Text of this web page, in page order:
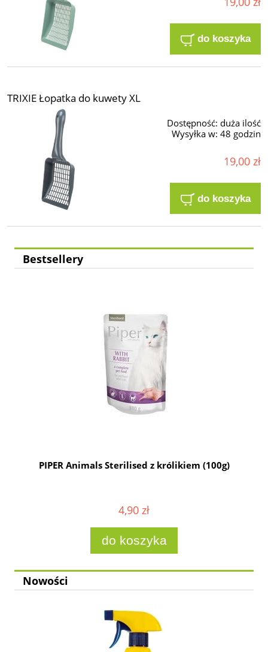
do koszyka
TRIXIE Łopatka do kuwety XL
Dostępność: duża ilość
Wysyłka w: 48 godzin
19,00 zł
do koszyka
Bestsellery
PIPER Animals Sterilised z królikiem (100g)
4,90 zł
do koszyka
Nowości